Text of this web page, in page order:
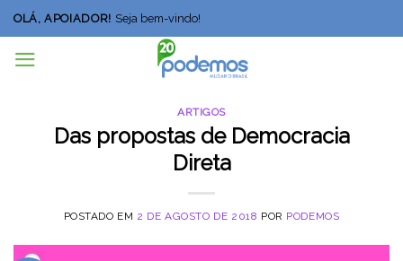
Skip
to
content
OLÁ, APOIADOR! Seja bem-vindo!
ARTIGOS
Das propostas de Democracia
Direta
POSTADO EM 2 DE AGOSTO DE 2018 POR PODEMOS